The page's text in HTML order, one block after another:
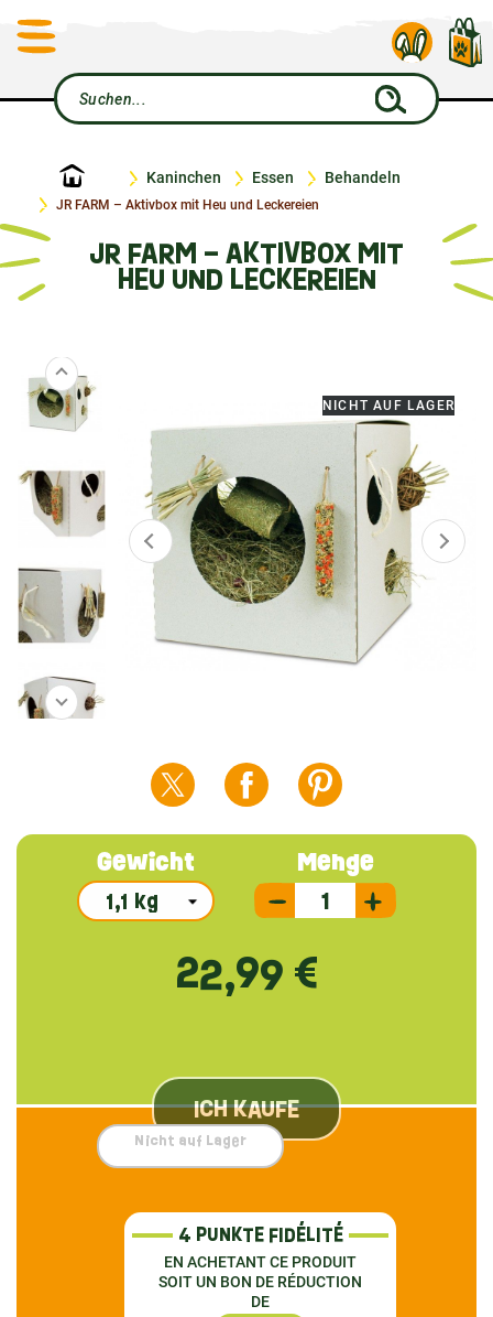
Startseite Kaninchen Essen Behandeln
JR FARM – Aktivbox mit Heu und Leckereien
JR FARM – AKTIVBOX MIT
HEU UND LECKEREIEN
NICHT AUF LAGER
Menge
Gewicht
22,99 €
4 PUNKTE FIDÉLITÉ
EN ACHETANT CE PRODUIT
SOIT UN BON DE RÉDUCTION
DE
ICH KAUFE
Nicht auf Lager